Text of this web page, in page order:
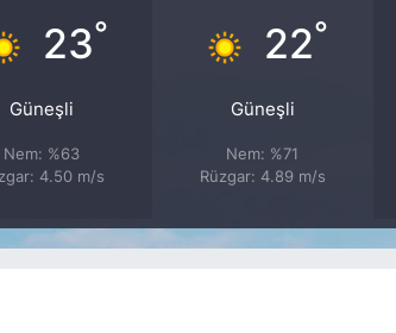
23°
Güneşli
Nem: %63
4.50 m/s
22°
Güneşli
Nem: %71
Rüzgar: 4.89 m/s